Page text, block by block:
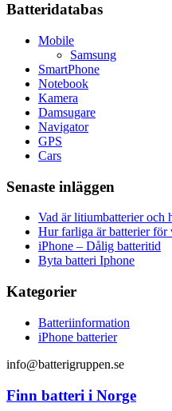
Batteridatabas
Mobile
Samsung
SmartPhone
Notebook
Kamera
Damsugare
Navigator
GPS
Cars
Senaste inläggen
Vad är litiumbatterier och
Hur farliga är batterier för
iPhone – Dålig batteritid
Byta batteri Iphone
Kategorier
Batteriinformation
iPhone batterier
info@batterigruppen.se
Finn batteri i Norge